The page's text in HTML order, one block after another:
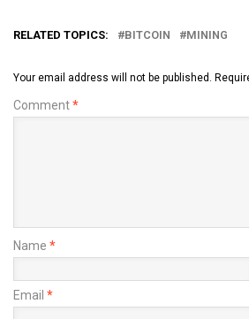
RELATED TOPICS: BITCOIN MINING
Your email address will not be published.
Comment*
Name *
Email *